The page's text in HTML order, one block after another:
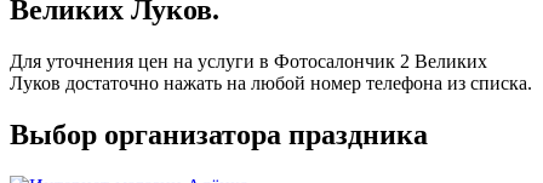
Великих Луков.
Для уточнения цен на услуги в Фотосалончик 2 Великих
Луков достаточно нажать на любой номер телефона из списка.
Выбор организатора праздника